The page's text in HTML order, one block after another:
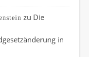
zu Die
in